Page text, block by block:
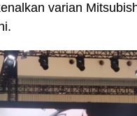
varian